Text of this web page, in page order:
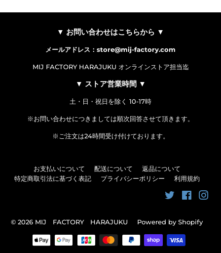
▼ お問い合わせはこちらから ▼
メールアドレス：store@mij-factory.com
MIJ FACTORY HARAJUKU オンラインストア担当迄
▼ ストア営業時間 ▼
土・日・祝日を除く 10-17時
※お問い合わせにつきましては順次回答させて頂きます。
※ご注文は24時間受け付けております。
お支払いについて 配送について
返品について
特定商取引法に基づく表記
プライバシーポリシー 利用規約
Twitter
© 2026 MIJ FACTORY HARAJUKU Powered by Shopify
お